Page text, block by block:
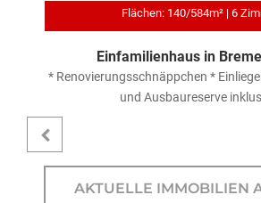
Flächen: 140/584m² | 6
Einfamilienhaus in
* Renovierungsschnäppchen *
und Ausbaureserve
AKTUELLE IMMOBILIEN